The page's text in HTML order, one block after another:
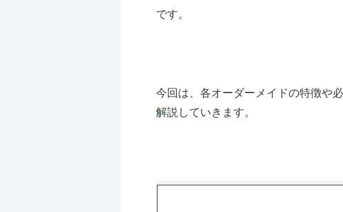
です。
今回は、各オーダーメイドの特徴や
解説していきます。